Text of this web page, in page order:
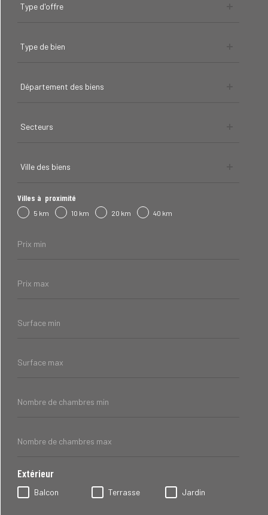
d'offre
Type d'offre
de
Type de bien
des
Département des biens
Secteurs
des
Ville des biens
Villes à proximité
5 km 10 km 20 km 40 km
min
max
min
max
de
de
max
Extérieur
Balcon Terrasse Jardin